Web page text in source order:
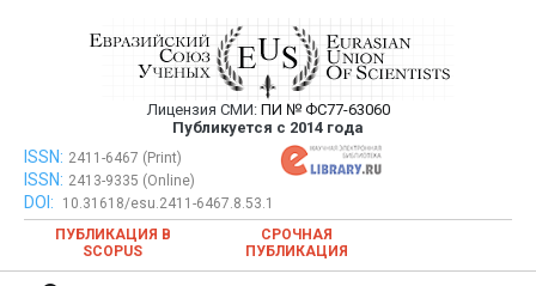
Евразийский Союз Ученых —
публикация научных статей в
ежемесячном научном журнале
Лицензия СМИ: ПИ № ФС77-63060
Публикуется с 2014 года
Евразийский Союз Ученых — публикация научных статей в
ежемесячном научном журнале
ISSN: 2411-6467 (Print)
ISSN: 2413-9335 (Online)
DOI:
10.31618/esu.2411-6467.8.53.1
ПУБЛИКАЦИЯ В
SCOPUS
СРОЧНАЯ
ПУБЛИКАЦИЯ